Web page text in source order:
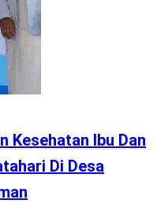
Kesehatan Ibu Dan
Di Desa